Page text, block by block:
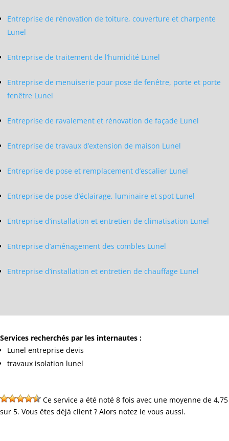
Entreprise de rénovation de toiture, couverture et charpente
Lunel
Entreprise de traitement de l’humidité Lunel
Entreprise de menuiserie pour pose de fenêtre, porte et porte
fenêtre Lunel
Entreprise de ravalement et rénovation de façade Lunel
Entreprise de travaux d’extension de maison Lunel
Entreprise de pose et remplacement d’escalier Lunel
Entreprise de pose d’éclairage, luminaire et spot Lunel
Entreprise d’installation et entretien de climatisation Lunel
Entreprise d’aménagement des combles Lunel
Entreprise d’installation et entretien de chauffage Lunel
Services recherchés par les internautes :
Lunel entreprise devis
travaux isolation lunel
Ce service a été noté 8 fois avec une moyenne de 4,75
sur 5. Vous êtes déjà client ? Alors notez le vous aussi.